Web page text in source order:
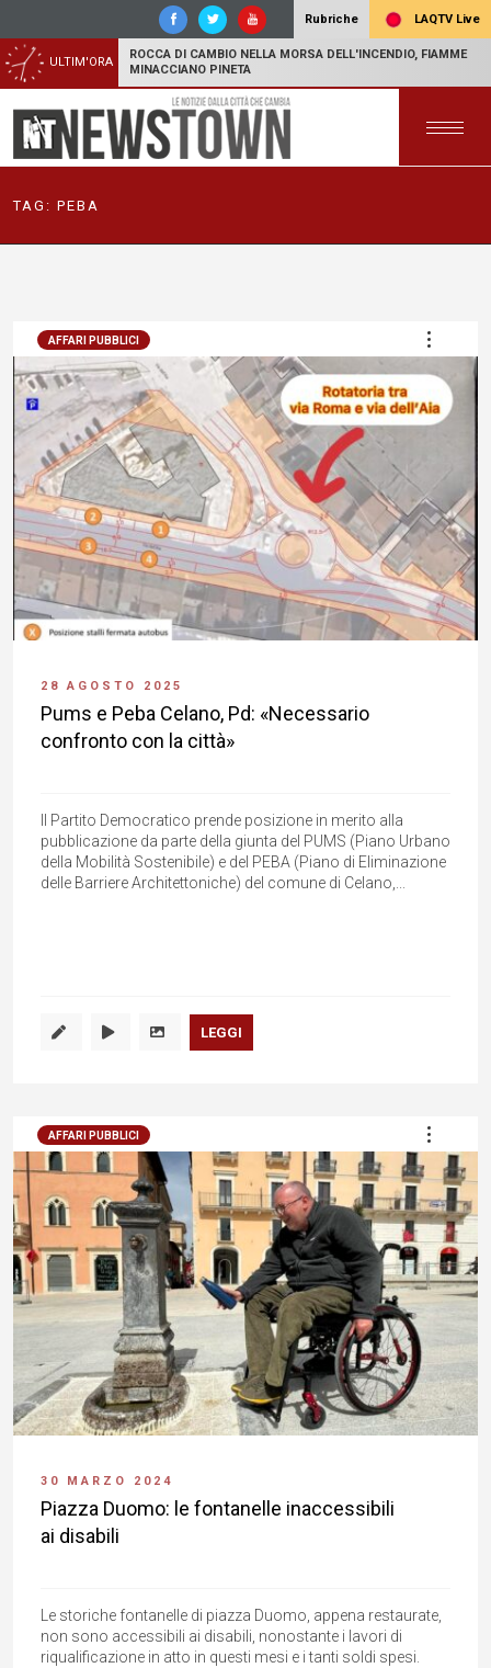
Rubriche LAQTV Live
ULTIM'ORA
ROCCA DI CAMBIO NELLA MORSA DELL'INCENDIO, FIAMME
MINACCIANO PINETA
TAG: PEBA
AFFARI PUBBLICI
28 AGOSTO 2025
Pums e Peba Celano, Pd: «Necessario
confronto con la città»
Il Partito Democratico prende posizione in merito alla
pubblicazione da parte della giunta del PUMS (Piano Urbano
della Mobilità Sostenibile) e del PEBA (Piano di Eliminazione
delle Barriere Architettoniche) del comune di Celano,...
LEGGI
AFFARI PUBBLICI
30 MARZO 2024
Piazza Duomo: le fontanelle inaccessibili
ai disabili
Le storiche fontanelle di piazza Duomo, appena restaurate,
non sono accessibili ai disabili, nonostante i lavori di
riqualificazione in atto in questi mesi e i tanti soldi spesi.